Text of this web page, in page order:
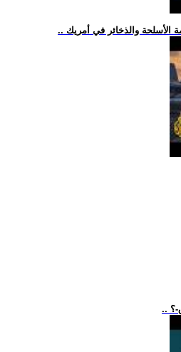
الأسلحة والذخائر في أمريك
؟